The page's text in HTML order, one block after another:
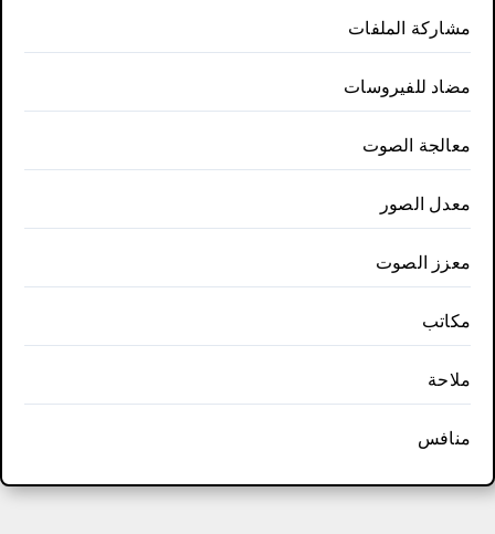
مشاركة الملفات
مضاد للفيروسات
معالجة الصوت
معدل الصور
معزز الصوت
مكاتب
ملاحة
منافس